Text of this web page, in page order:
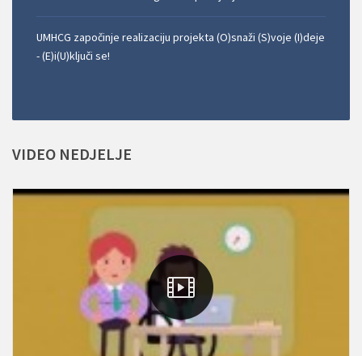
UMHCG započinje realizaciju projekta (O)snaži (S)voje (I)deje
- (E)i(U)ključi se!
VIDEO NEDJELJE